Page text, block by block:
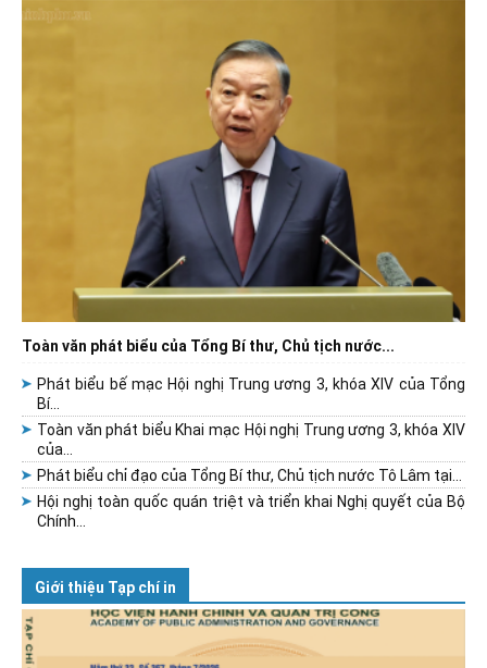
Toàn văn phát biểu của Tổng Bí thư, Chủ tịch nước...
Phát biểu bế mạc Hội nghị Trung ương 3, khóa XIV của Tổng
Bí...
Toàn văn phát biểu Khai mạc Hội nghị Trung ương 3, khóa XIV
của...
Phát biểu chỉ đạo của Tổng Bí thư, Chủ tịch nước Tô Lâm tại...
Hội nghị toàn quốc quán triệt và triển khai Nghị quyết của Bộ
Chính...
Giới thiệu Tạp chí in